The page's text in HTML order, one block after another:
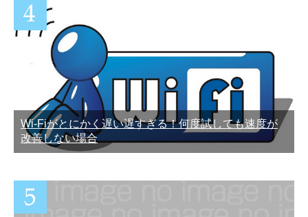
Wi-Fiがとにかく遅い遅すぎる！何度試しても速度が
改善しない場合